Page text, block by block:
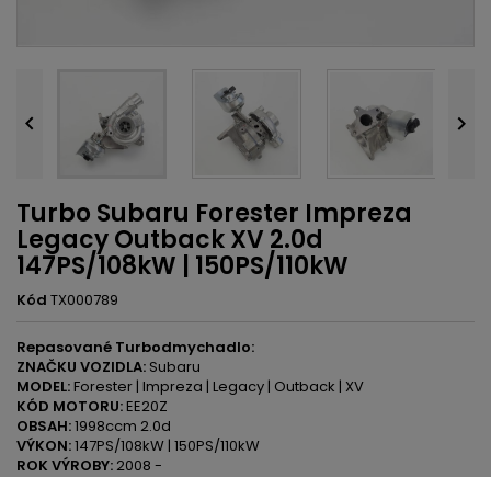
 
Turbo Subaru Forester Impreza
Legacy Outback XV 2.0d
147PS/108kW | 150PS/110kW
Kód TX000789
Repasované Turbodmychadlo:
ZNAČKU VOZIDLA: Subaru
MODEL:Forester | Impreza | Legacy | Outback | XV
KÓD MOTORU:EE20Z
OBSAH:1998ccm 2.0d
VÝKON:147PS/108kW | 150PS/110kW
ROK VÝROBY: 2008 -